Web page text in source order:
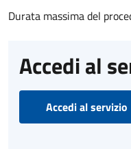
Durata massima del
Accedi al
Accedi al servizio